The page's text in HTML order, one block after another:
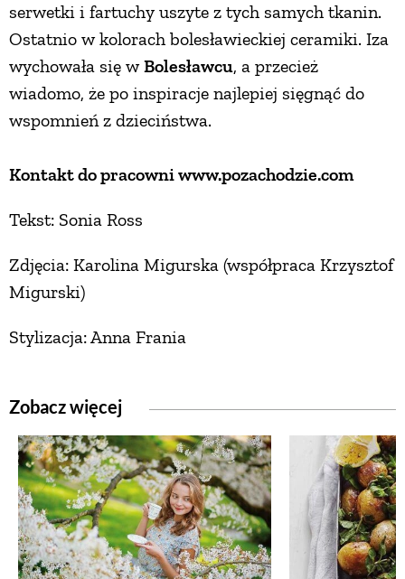
serwetki i fartuchy uszyte z tych samych tkanin.
Ostatnio w kolorach bolesławieckiej ceramiki. Iza
wychowała się wBolesławcu, a przecież
wiadomo, że po inspiracje najlepiej sięgnąć do
wspomnień z dzieciństwa.
Kontakt do pracowni www.pozachodzie.com
Tekst: Sonia Ross
Zdjęcia: Karolina Migurska (współpraca Krzysztof
Migurski)
Stylizacja: Anna Frania
Zobacz więcej